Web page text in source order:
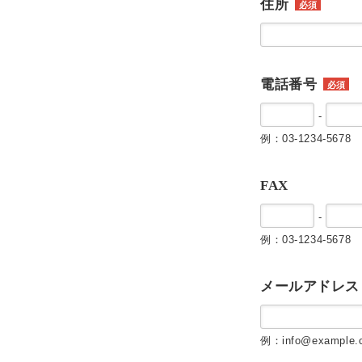
住所 必須
電話番号 必須
-
例：03-1234-5678
FAX
-
例：03-1234-5678
メールアドレス
例：